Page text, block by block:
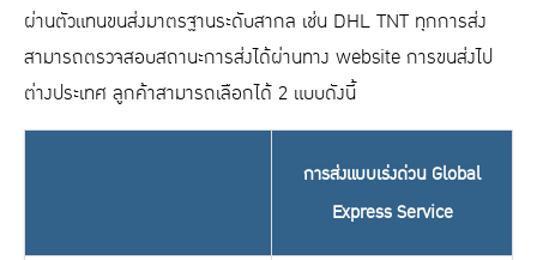
ผ่านตัวแทนขนส่งมาตรฐานระดับสากล เช่น DHL TNT ทุกการส่ง
สามารถตรวจสอบสถานะการส่งได้ผ่านทาง website การขนส่งไป
ต่างประเทศ ลูกค้าสามารถเลือกได้ 2 แบบดังนี้
การส่งแบบเร่งด่วน Global
Express Service